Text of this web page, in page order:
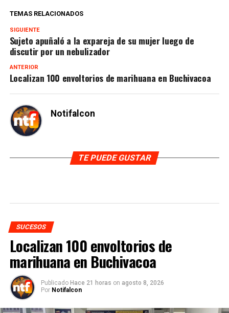
TEMAS RELACIONADOS
SIGUIENTE
Sujeto apuñaló a la expareja de su mujer luego de
discutir por un nebulizador
ANTERIOR
Localizan 100 envoltorios de marihuana en Buchivacoa
Notifalcon
TE PUEDE GUSTAR
SUCESOS
Localizan 100 envoltorios de
marihuana en Buchivacoa
Publicado Hace 21 horas on agosto 8, 2026
Por Notifalcon